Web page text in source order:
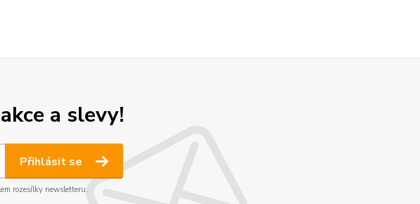
a slevy!
Přihlásit se
rozesílky newsletteru.